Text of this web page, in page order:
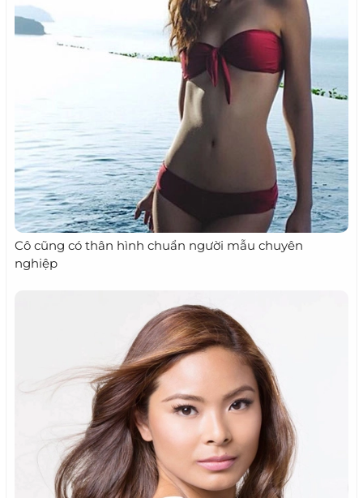
Cô cũng có thân hình chuẩn người mẫu chuyên
nghiệp